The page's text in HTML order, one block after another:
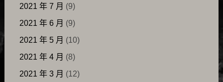
2021 年 7 月 (9)
2021 年 6 月 (9)
2021 年 5 月 (10)
2021 年 4 月 (8)
2021 年 3 月 (12)